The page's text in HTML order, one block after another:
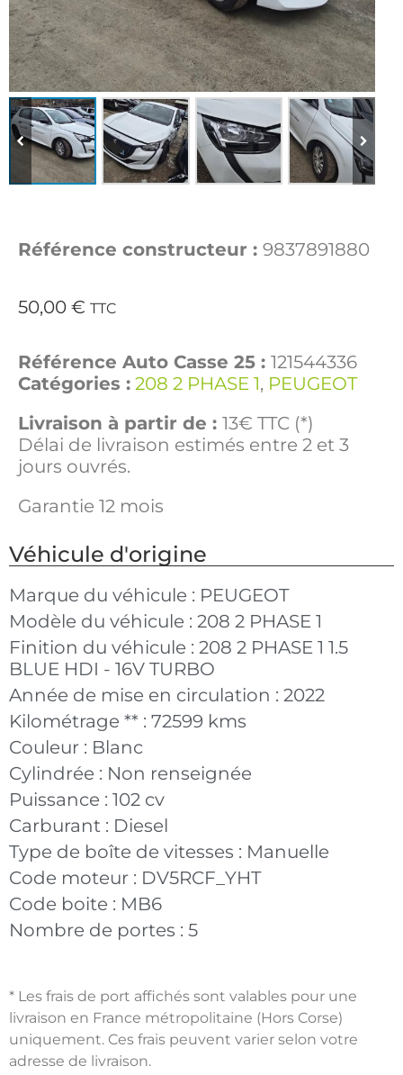
Référence constructeur : 9837891880
50,00 € TTC
Référence Auto Casse 25 : 121544336
Catégories : 208 2 PHASE 1, PEUGEOT
Livraison à partir de : 13€ TTC (*)
Délai de livraison estimés entre 2 et 3
jours ouvrés.
Garantie 12 mois
Véhicule d'origine
Marque du véhicule : PEUGEOT
Modèle du véhicule : 208 2 PHASE 1
Finition du véhicule : 208 2 PHASE 1 1.5
BLUE HDI - 16V TURBO
Année de mise en circulation : 2022
Kilométrage ** : 72599 kms
Couleur : Blanc
Cylindrée : Non renseignée
Puissance : 102 cv
Carburant : Diesel
Type de boîte de vitesses : Manuelle
Code moteur : DV5RCF_YHT
Code boite : MB6
Nombre de portes : 5
* Les frais de port affichés sont valables pour une
livraison en France métropolitaine (Hors Corse)
uniquement. Ces frais peuvent varier selon votre
adresse de livraison.